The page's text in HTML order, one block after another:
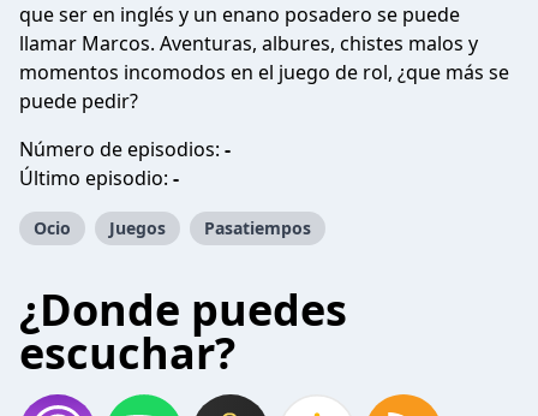
que ser en inglés y un enano posadero se puede
llamar Marcos. Aventuras, albures, chistes malos y
momentos incomodos en el juego de rol, ¿que más se
puede pedir?
Número de episodios: -
Último episodio: -
Ocio Juegos Pasatiempos
¿Donde puedes
escuchar?